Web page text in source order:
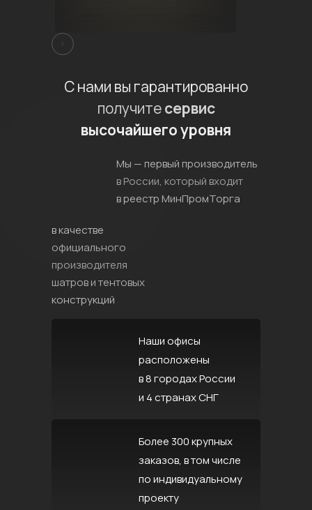
С нами вы гарантированно
получитесервис
высочайшего уровня
Мы — первый производитель
в России, который входит
в реестр МинПромТорга
в качестве
официального
производителя
шатров и тентовых
конструкций
Наши офисы
расположены
в 8 городах России
и 4 странах СНГ
Более 300 крупных
заказов, в том числе
по индивидуальному
проекту